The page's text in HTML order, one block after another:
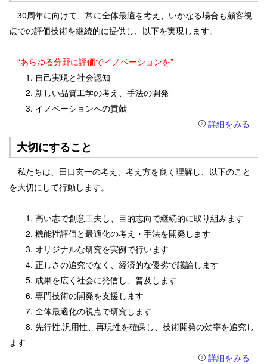
30周年に向けて、常に全体最適を考え、いかなる場合も顧客視
点での評価技術を継続的に提供し、以下を実現します。
“あらゆる分野に評価でイノベーションを”
1. 自己実現と社会認知
2. 新しい品質工学の考え、手法の開発
3. イノベーションへの貢献
詳細をみる
大切にすること
私たちは、田口玄一の考え、考え方を良く理解し、以下のこと
を大切にして行動します。
1. 高い志で創意工夫し、目的志向で継続的に取り組みます
2. 機能性評価と最適化の考え・手法を開発します
3. オリジナルな研究を実例で行います
4. 正しさの追究でなく、経済的な優劣で議論します
5. 成果を広く社会に発信し、普及します
6. 専門技術の開発を支援します
7. 全体最適化の視点で研究します
8. 先行性.汎用性、再現性を確保し、技術開発の効率を追究し
ます
詳細をみる